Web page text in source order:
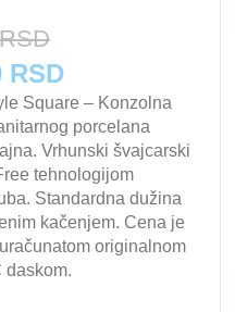
RSD
RSD.
RSDTrenutna
cena
je:
39.850,00
Square – Konzolna
porcelana
Vrhunski švajcarski
tehnologijom
Standardna dužina
kačenjem. Cena je
originalnom
daskom.